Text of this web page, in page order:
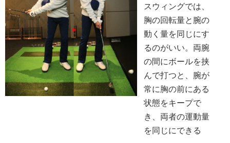
スウィングでは、
胸の回転量と腕の
動く量を同じにす
るのがいい。両腕
の間にボールを挟
んで打つと、腕が
常に胸の前にある
状態をキープで
き、両者の運動量
を同じにできる